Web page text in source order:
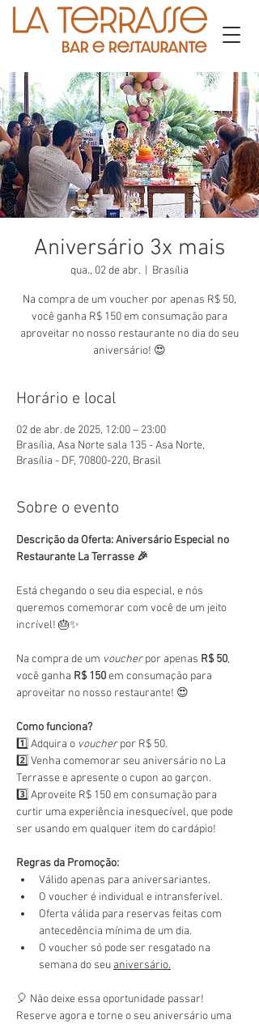
Aniversário 3x mais
qua., 02 de abr. Brasília
Na compra de um voucher por apenas R$ 50,
você ganha R$ 150 em consumação para
aproveitar no nosso restaurante no dia do seu
aniversário! 😍
Horário e local
02 de abr. de 2025, 12:00 – 23:00
Brasília, Asa Norte sala 135 - Asa Norte,
Brasília - DF, 70800-220, Brasil
Sobre o evento
Descrição da Oferta: Aniversário Especial no
Restaurante La Terrasse 🎉
Está chegando o seu dia especial, e nós
queremos comemorar com você de um jeito
incrível! 🎂✨
Na compra de um voucher por apenas R$ 50,
você ganha R$ 150 em consumação para
aproveitar no nosso restaurante! 😍
Como funciona?
1️⃣ Adquira o voucher por R$ 50.
2️⃣ Venha comemorar seu aniversário no La
Terrasse e apresente o cupon ao garçon.
3️⃣ Aproveite R$ 150 em consumação para
curtir uma experiência inesquecível, que pode
ser usando em qualquer item do cardápio!
Regras da Promoção:
Válido apenas para aniversariantes.
O voucher é individual e intransferível.
Oferta válida para reservas feitas com
antecedência mínima de um dia.
O voucher só pode ser resgatado na
semana do seu aniversário.
🎈 Não deixe essa oportunidade passar!
Reserve agora e torne o seu aniversário uma